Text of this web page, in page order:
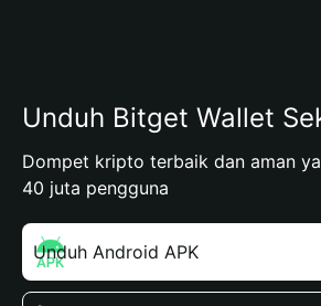
Unduh Bitget Wallet
Dompet kripto terbaik dan aman
40 juta pengguna
Unduh Android APK